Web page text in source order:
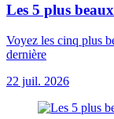
Les 5 plus
Voyez les cinq plus
dernière
22 juil. 2026